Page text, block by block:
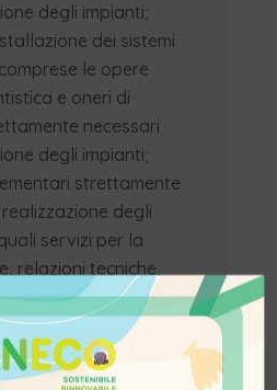
degli impianti;
dei sistemi
le opere
e oneri di
necessari
degli impianti;
strettamente
degli
servizi per la
relazioni tecniche,
e collaudo oneri per
e l’esercizio
alla rete
gli eventuali oneri